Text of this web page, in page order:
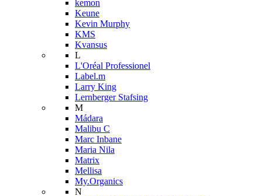
kemon
Keune
Kevin Murphy
KMS
Kvansus
L
L'Oréal Professionel
Label.m
Larry King
Lernberger Stafsing
M
Mádara
Malibu C
Marc Inbane
Maria Nila
Matrix
Mellisa
My.Organics
N